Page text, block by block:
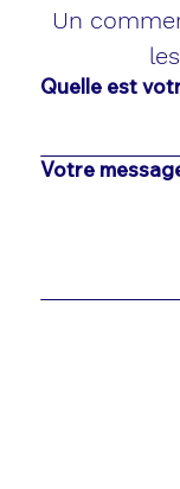
Un
Quelle est
Votre